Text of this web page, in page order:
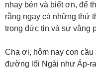
nhạy bén và biết ơn, để
rằng ngay cả những thử
trong đức tin và sự vâng
Cha ơi, hôm nay con
đường lối Ngài như Áp-